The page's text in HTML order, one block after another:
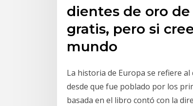
dientes de oro
gratis, pero si
mundo
La historia de Europa se refiere
desde que fue poblado por los
basada en el libro contó con la